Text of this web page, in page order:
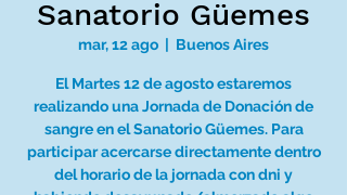
Sanatorio Güemes
mar, 12 ago
  |
Buenos Aires
El Martes 12 de agosto estaremos
realizando una Jornada de Donación de
sangre en el Sanatorio Güemes. Para
participar acercarse directamente dentro
del horario de la jornada con dni y